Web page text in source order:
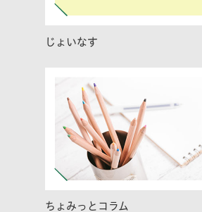
じょいなす
ちょみっとコラム